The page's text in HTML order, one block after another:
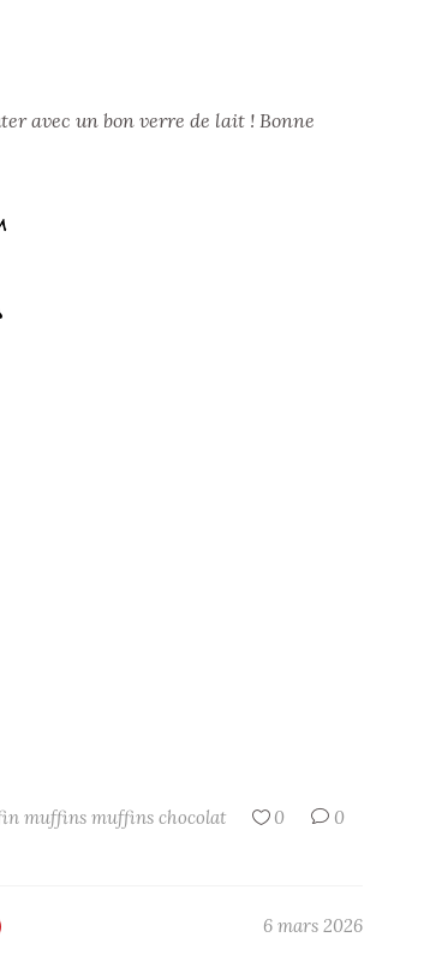
avec un bon verre de lait ! Bonne
muffins muffins chocolat 0 0
6 mars 2026